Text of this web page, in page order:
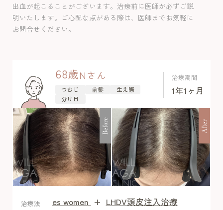
出血が起こることがございます。治療前に医師が必ずご説
明いたします。ご心配な点がある際は、医師までお気軽に
お問合せください。
68歳Nさん
つむじ 前髪
生え際
分け目
治療期間
1年1ヶ月
Before After
After
治療法 es women + LHDV頭皮注入治療